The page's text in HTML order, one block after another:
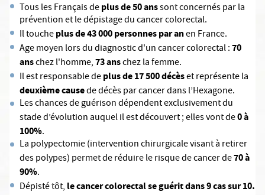
Tous les Français deplus de 50 anssont concernés par la
prévention et le dépistage du cancer colorectal.
Il toucheplus de 43 000 personnes par anen France.
Age moyen lors du diagnostic d'un cancer colorectal :70
anschez l'homme,73 anschez la femme.
Il est responsable deplus de 17 500 décèset représente la
deuxième causede décès par cancer dans l’Hexagone.
Les chances de guérison dépendent exclusivement du
stade d’évolution auquel il est découvert ; elles vont de0 à
100%.
La polypectomie (intervention chirurgicale visant à retirer
des polypes) permet de réduire le risque de cancer de70 à
90%.
Dépisté tôt, le cancer colorectal se guérit dans 9 cas sur 10.